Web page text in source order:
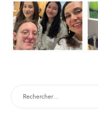
RECHERCHER :